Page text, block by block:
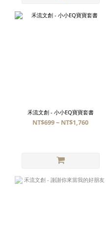
禾流文創 - 小小EQ寶寶套書
NT$699 ~ NT$1,760